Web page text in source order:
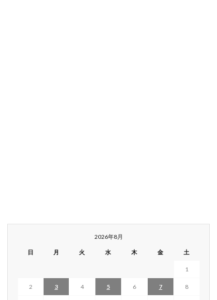
2026年8月
日 月 火 水 木 金 土
1
2 3 4 5 6 7 8